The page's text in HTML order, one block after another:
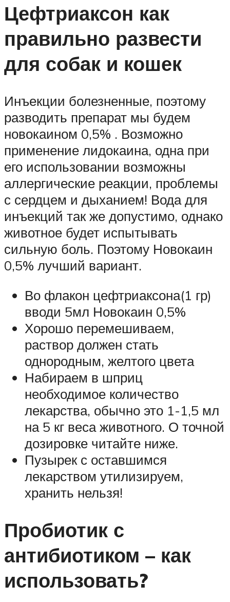
Цефтриаксон как
правильно развести
для собак и кошек
Инъекции болезненные, поэтому
разводить препарат мы будем
новокаином 0,5% . Возможно
применение лидокаина, одна при
его использовании возможны
аллергические реакции, проблемы
с сердцем и дыханием! Вода для
инъекций так же допустимо, однако
животное будет испытывать
сильную боль. Поэтому Новокаин
0,5% лучший вариант.
Во флакон цефтриаксона(1 гр)
вводи 5мл Новокаин 0,5%
Хорошо перемешиваем,
раствор должен стать
однородным, желтого цвета
Набираем в шприц
необходимое количество
лекарства, обычно это 1-1,5 мл
на 5 кг веса животного. О точной
дозировке читайте ниже.
Пузырек с оставшимся
лекарством утилизируем,
хранить нельзя!
Пробиотик с
антибиотиком – как
использовать?